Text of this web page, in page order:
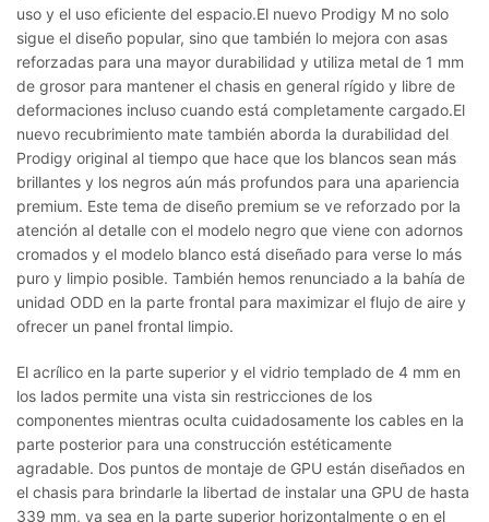
uso y el uso eficiente del espacio.El nuevo Prodigy M no solo
sigue el diseño popular, sino que también lo mejora con asas
reforzadas para una mayor durabilidad y utiliza metal de 1 mm
de grosor para mantener el chasis en general rígido y libre de
deformaciones incluso cuando está completamente cargado.El
nuevo recubrimiento mate también aborda la durabilidad del
Prodigy original al tiempo que hace que los blancos sean más
brillantes y los negros aún más profundos para una apariencia
premium. Este tema de diseño premium se ve reforzado por la
atención al detalle con el modelo negro que viene con adornos
cromados y el modelo blanco está diseñado para verse lo más
puro y limpio posible. También hemos renunciado a la bahía de
unidad ODD en la parte frontal para maximizar el flujo de aire y
ofrecer un panel frontal limpio.
El acrílico en la parte superior y el vidrio templado de 4 mm en
los lados permite una vista sin restricciones de los
componentes mientras oculta cuidadosamente los cables en la
parte posterior para una construcción estéticamente
agradable. Dos puntos de montaje de GPU están diseñados en
el chasis para brindarle la libertad de instalar una GPU de hasta
339 mm, ya sea en la parte superior horizontalmente o en el